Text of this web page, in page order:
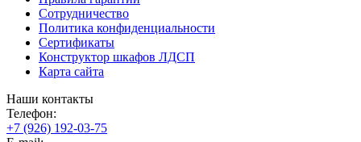
Сотрудничество
Политика конфиденциальности
Сертификаты
Конструктор шкафов ЛДСП
Карта сайта
Наши контакты
Телефон:
+7 (926) 192-03-75